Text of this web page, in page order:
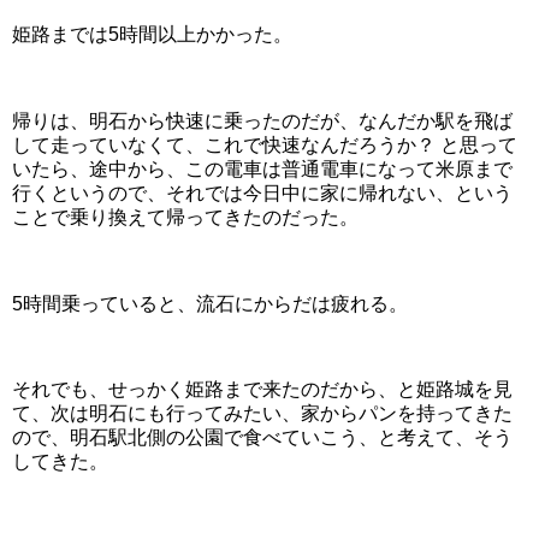
姫路までは5時間以上かかった。
帰りは、明石から快速に乗ったのだが、なんだか駅を飛ば
して走っていなくて、これで快速なんだろうか？ と思って
いたら、途中から、この電車は普通電車になって米原まで
行くというので、それでは今日中に家に帰れない、という
ことで乗り換えて帰ってきたのだった。
5時間乗っていると、流石にからだは疲れる。
それでも、せっかく姫路まで来たのだから、と姫路城を見
て、次は明石にも行ってみたい、家からパンを持ってきた
ので、明石駅北側の公園で食べていこう、と考えて、そう
してきた。